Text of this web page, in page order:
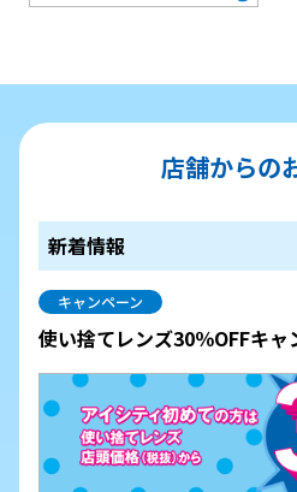
店舗からの
新着情報
キャンペーン
使い捨てレンズ30％OFFキャ